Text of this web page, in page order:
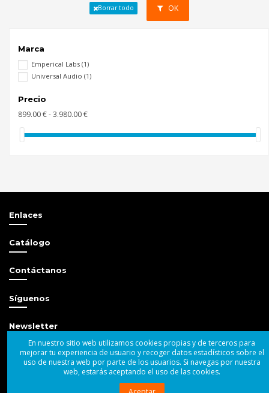
Borrar todo OK
Marca
Emperical Labs (1)
Universal Audio (1)
Precio
899.00 € - 3.980.00 €
Enlaces
Catálogo
Contáctanos
Síguenos
Newsletter
En nuestro sitio web utilizamos cookies propias y de terceros para
mejorar tu experiencia de usuario y recoger datos estadísticos sobre el
uso de nuestra web por parte de los usuarios. Si navegas por nuestra
web, estarás aceptando el uso de las cookies.